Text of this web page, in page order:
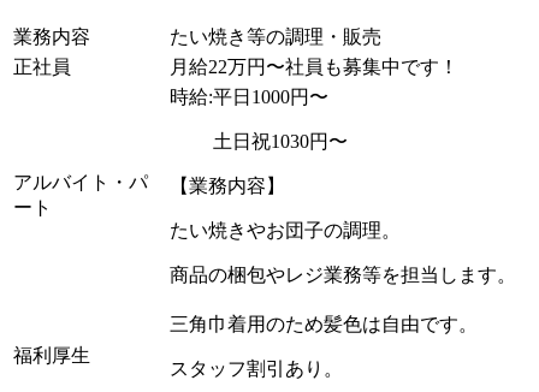
業務内容
たい焼き等の調理・販売
正社員
月給22万円〜社員も募集中です！
アルバイト・パ
ート
時給:平日1000円〜
土日祝1030円〜
【業務内容】
たい焼きやお団子の調理。
商品の梱包やレジ業務等を担当します。
福利厚生
三角巾着用のため髪色は自由です。
スタッフ割引あり。